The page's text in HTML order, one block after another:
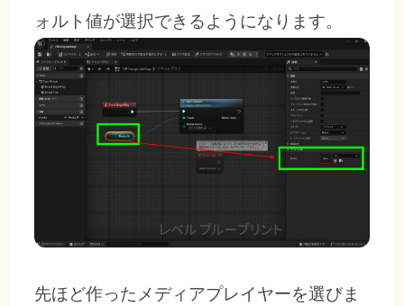
ォルト値が選択できるようになります。
先ほど作ったメディアプレイヤーを選びま